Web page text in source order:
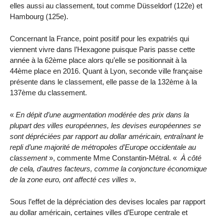
elles aussi au classement, tout comme Düsseldorf (122e) et
Hambourg (125e).
Concernant la France, point positif pour les expatriés qui
viennent vivre dans l’Hexagone puisque Paris passe cette
année à la 62ème place alors qu’elle se positionnait à la
44ème place en 2016. Quant à Lyon, seconde ville française
présente dans le classement, elle passe de la 132ème à la
137ème du classement.
« En dépit d’une augmentation modérée des prix dans la
plupart des villes européennes, les devises européennes se
sont dépréciées par rapport au dollar américain, entraînant le
repli d’une majorité de métropoles d’Europe occidentale au
classement», commente Mme Constantin-Métral. « À côté
de cela, d’autres facteurs, comme la conjoncture économique
de la zone euro, ont affecté ces villes ».
Sous l’effet de la dépréciation des devises locales par rapport
au dollar américain, certaines villes d’Europe centrale et